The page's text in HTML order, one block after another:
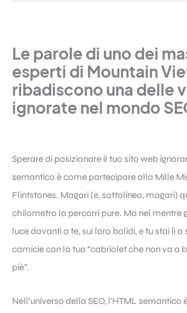
Le parole di uno dei
esperti di Mountain
ribadiscono una delle
ignorate nel mondo
Sperare di posizionare il tuo sito web
semantico è come partecipare alla Mille
Flintstones. Magari (e, sottolineo, magari)
chilometro lo percorri pure. Ma nel mentre
luce davanti a te, sui loro bolidi, e tu stai lì a
camicie con la tua “cabriolet che non va a
piè”.
Nell’universo della SEO, l’HTML semantico